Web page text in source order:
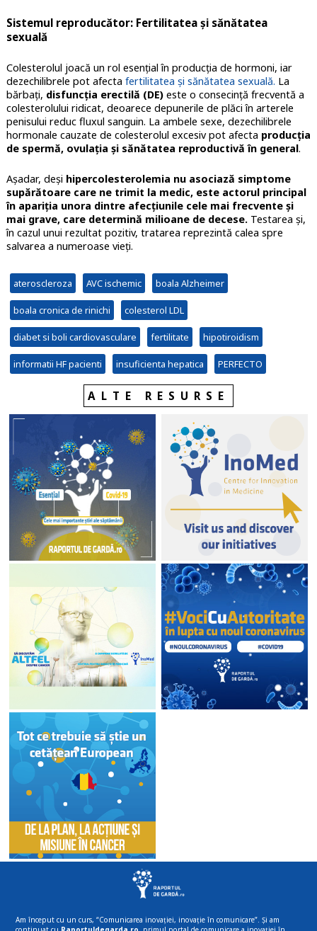
Sistemul reproducător: Fertilitatea și sănătatea
sexuală
Colesterolul joacă un rol esențial în producția de hormoni, iar
dezechilibrele pot afecta fertilitatea și sănătatea sexuală. La
bărbați, disfuncția erectilă (DE)este o consecință frecventă a
colesterolului ridicat, deoarece depunerile de plăci în arterele
penisului reduc fluxul sanguin. La ambele sexe, dezechilibrele
hormonale cauzate de colesterolul excesiv pot afecta producția
de spermă, ovulația și sănătatea reproductivă în general.
Aşadar, deşi hipercolesterolemia nu asociază simptome
supărătoare care ne trimit la medic, este actorul principal
în apariţia unora dintre afecţiunile cele mai frecvente şi
mai grave, care determină milioane de decese.Testarea şi,
în cazul unui rezultat pozitiv, tratarea reprezintă calea spre
salvarea a numeroase vieţi.
ateroscleroza AVC ischemic boala Alzheimer
boala cronica de rinichi colesterol LDL
diabet si boli cardiovasculare fertilitate hipotiroidism
informatii HF pacienti insuficienta hepatica PERFECTO
ALTE RESURSE
Am început cu un curs, “Comunicarea inovației, inovație în comunicare”. Și am